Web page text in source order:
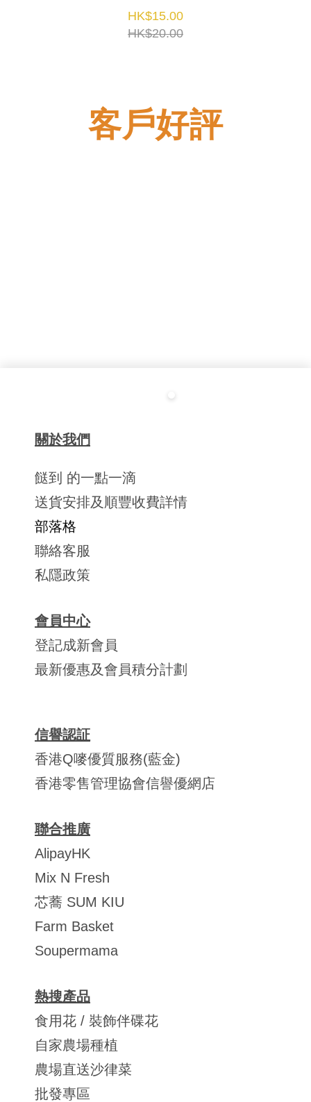
HK$15.00
HK$20.00
客戶好評
關於我們
餸到 的一點一滴
送貨安排及順豐收費詳情
部落格
聯絡客服
私隱政策
會員中心
登記成新會員
最新優惠及會員積分計劃
信譽認証
香港Q嘜優質服務(藍金)
香港零售管理協會信譽優網店
聯合推廣
AlipayHK
Mix N Fresh
芯蕎 SUM KIU
Farm Basket
Soupermama
熱搜產品
食用花 / 裝飾伴碟花
自家農場種植
農場直送沙律菜
批發專區